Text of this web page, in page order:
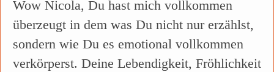
Wow Nicola, Du hast mich vollkommen
überzeugt in dem was Du nicht nur erzählst,
sondern wie Du es emotional vollkommen
verkörperst. Deine Lebendigkeit, Fröhlichkeit